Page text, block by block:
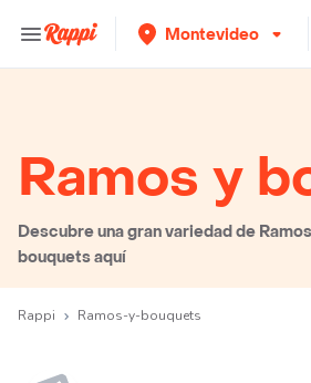
Montevideo
Ramos y
Descubre una gran variedad de
bouquets aquí
Rappi Ramos-y-bouquets